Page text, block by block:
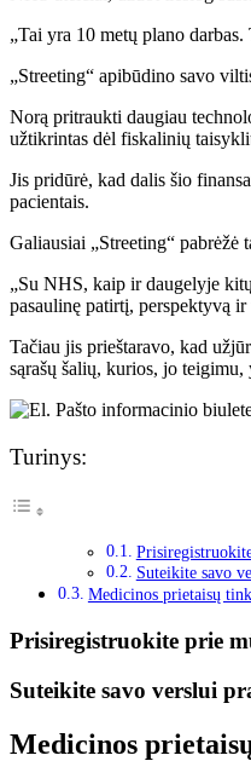
„Tai yra 10 metų plano
„Streeting“ apibūdino savo
Norą pritraukti daugiau
užtikrintas dėl fiskalinių
Jis pridūrė, kad dalis šio
pacientais.
Galiausiai „Streeting“
„Su NHS, kaip ir daugelyje
pasaulinę patirtį, perspektyvą ir
Tačiau jis prieštaravo, kad
sąrašų šalių, kurios, jo teigimu,
Turinys:
Suteikite savo
Medicinos prietaisų
Prisiregistruokite prie
Suteikite savo verslui
Medicinos